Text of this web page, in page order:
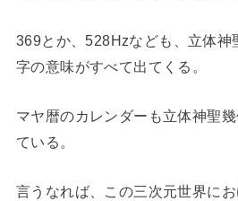
369とか、528Hzなども、立体神
字の意味がすべて出てくる。
マヤ暦のカレンダーも立体神聖
ている。
言うなれば、この三次元世界に